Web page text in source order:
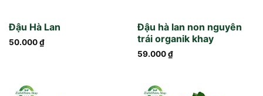
Đậu Hà Lan
50.000₫
Đậu hà lan non nguyên
trái organik khay
59.000₫